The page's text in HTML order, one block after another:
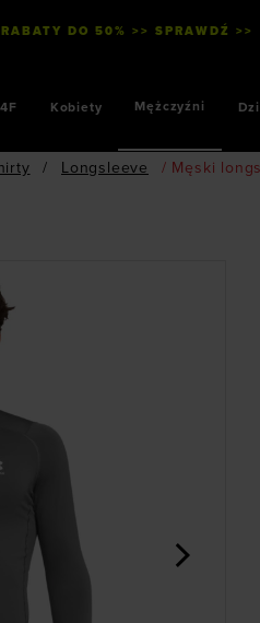
DO 50% >> SPRAWDŹ >>
4F Kobiety Mężczyźni
/ Longsleeve / Męski